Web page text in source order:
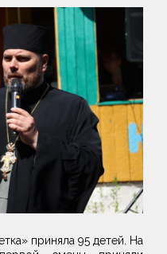
приняла 95 детей. На